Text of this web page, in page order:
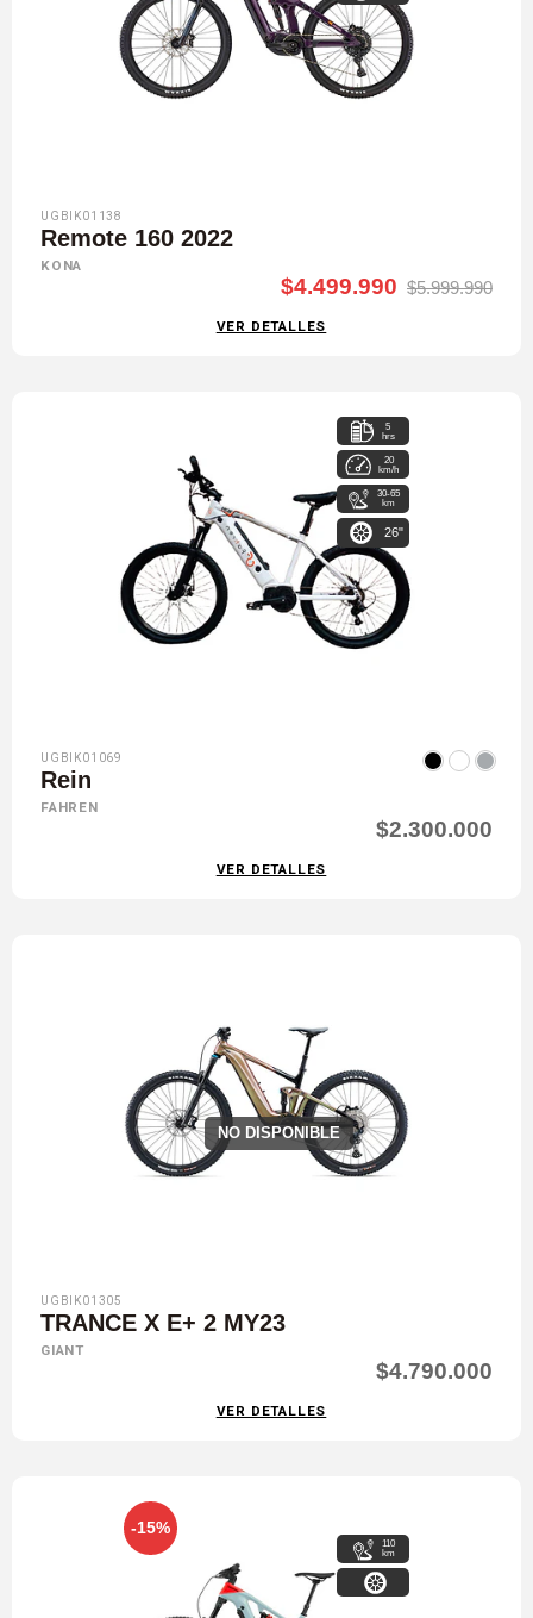
UGBIK01138
Remote 160 2022
KONA
$4.499.990 $5.999.990
VER DETALLES
5
hrs
20
km/h
30-65
km
26"
UGBIK01069
Rein
FAHREN
$2.300.000
VER DETALLES
NO DISPONIBLE
UGBIK01305
TRANCE X E+ 2 MY23
GIANT
$4.790.000
VER DETALLES
-15%
110
km